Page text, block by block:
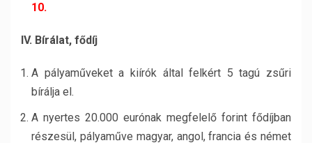
10.
IV. Bírálat, fődíj
A pályaműveket a kiírók által felkért 5 tagú zsűri
bírálja el.
A nyertes 20.000 eurónak megfelelő forint fődíjban
részesül, pályaműve magyar, angol, francia és német